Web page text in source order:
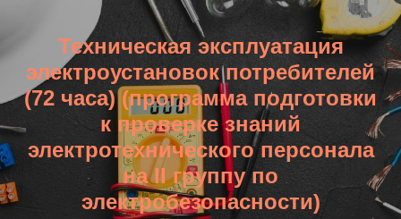
Техническая эксплуатация
электроустановок потребителей
(72 часа) (программа подготовки
к проверке знаний
электротехнического персонала
на II группу по
электробезопасности)